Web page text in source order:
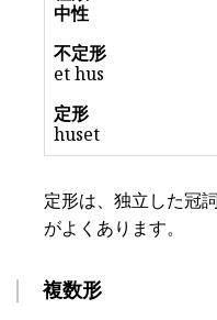
中性
et hus
huset
定形は、独立した冠
がよくあります。
複数形